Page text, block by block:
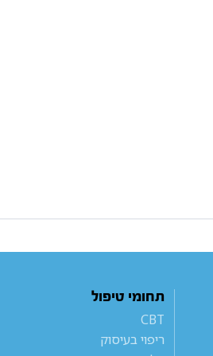
תחומי טיפול
CBT
ריפוי בעיסוק